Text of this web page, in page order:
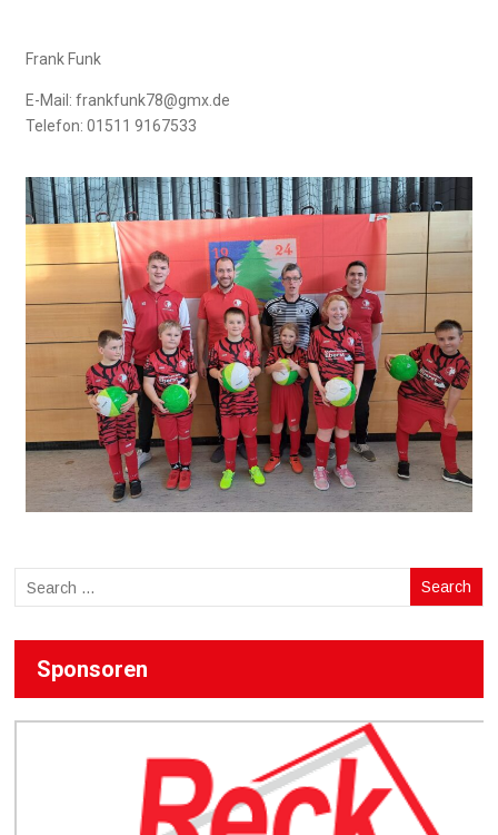
Frank Funk
E-Mail: frankfunk78@gmx.de
Telefon: 01511 9167533
Sponsoren